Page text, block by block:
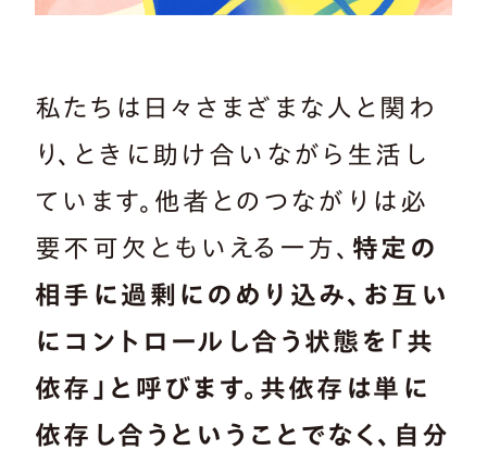
私たちは日々さまざまな人と関わ
り、ときに助け合いながら生活し
ています。他者とのつながりは必
要不可欠ともいえる一方、 特定の
相手に過剰にのめり込み、お互い
にコントロールし合う状態を「共
依存」と呼びます。共依存は単に
依存し合うということでなく、自分